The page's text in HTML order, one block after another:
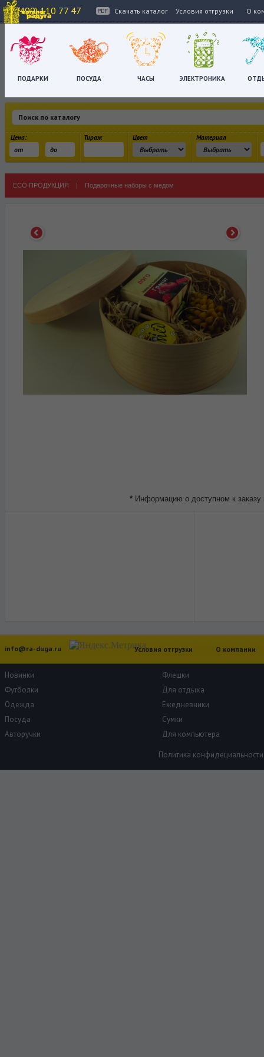
+7 (499) 110 77 47 Скачать каталог Условия отгрузки О
ПОДАРКИ ПОСУДА ЧАСЫ ЭЛЕКТРОНИКА
Цена: Тираж Цвет Материал
ECO ПРОДУКЦИЯ | Подарочные наборы с медом
* Информацию о доступном к заказу
info@ra-duga.ru Условия отгрузки О компании
Новинки
Флешки
Футболки
Для отдыха
Одежда
Ежедневники
Посуда
Сумки
Авторучки
Для компьютера
Политика конфидециальности